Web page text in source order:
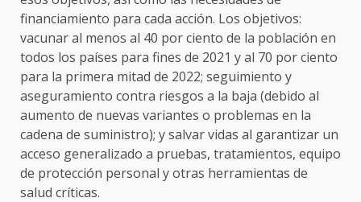
financiamiento para cada acción. Los objetivos:
vacunar al menos al 40 por ciento de la población en
todos los países para fines de 2021 y al 70 por ciento
para la primera mitad de 2022; seguimiento y
aseguramiento contra riesgos a la baja (debido al
aumento de nuevas variantes o problemas en la
cadena de suministro); y salvar vidas al garantizar un
acceso generalizado a pruebas, tratamientos, equipo
de protección personal y otras herramientas de
salud críticas.